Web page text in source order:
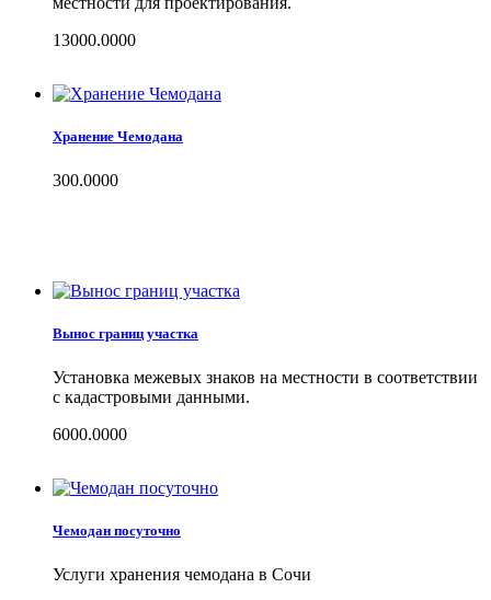
13000.0000
Хранение Чемодана
300.0000
Вынос границ участка
Установка межевых знаков на местности в соответствии
с кадастровыми данными.
6000.0000
Чемодан посуточно
Услуги хранения чемодана в Сочи